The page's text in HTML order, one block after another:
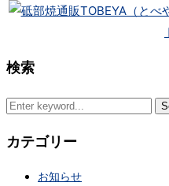
検索
Search
カテゴリー
お知らせ